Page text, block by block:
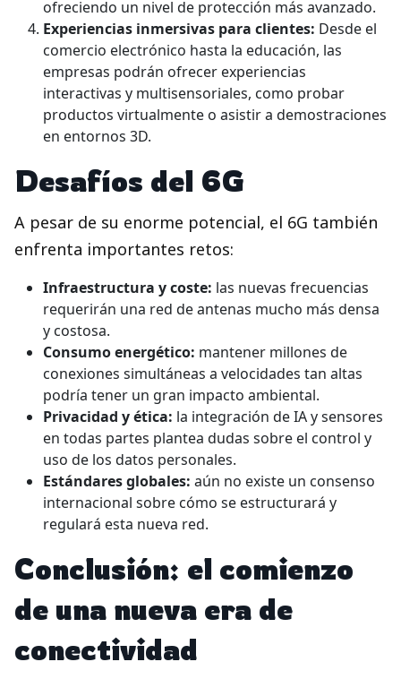
ofreciendo un nivel de protección más avanzado.
Experiencias inmersivas para clientes: Desde el
comercio electrónico hasta la educación, las
empresas podrán ofrecer experiencias
interactivas y multisensoriales, como probar
productos virtualmente o asistir a demostraciones
en entornos 3D.
Desafíos del 6G
A pesar de su enorme potencial, el 6G también
enfrenta importantes retos:
Infraestructura y coste: las nuevas frecuencias
requerirán una red de antenas mucho más densa
y costosa.
Consumo energético: mantener millones de
conexiones simultáneas a velocidades tan altas
podría tener un gran impacto ambiental.
Privacidad y ética: la integración de IA y sensores
en todas partes plantea dudas sobre el control y
uso de los datos personales.
Estándares globales: aún no existe un consenso
internacional sobre cómo se estructurará y
regulará esta nueva red.
Conclusión: el comienzo
de una nueva era de
conectividad